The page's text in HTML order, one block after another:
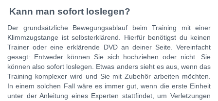
Kann man sofort loslegen?
Der grundsätzliche Bewegungsablauf beim Training mit einer
Klimmzugstange ist selbsterklärend. Hierfür benötigst du keinen
Trainer oder eine erklärende DVD an deiner Seite. Vereinfacht
gesagt: Entweder können Sie sich hochziehen oder nicht. Sie
können also sofort loslegen. Etwas anders sieht es aus, wenn das
Training komplexer wird und Sie mit Zubehör arbeiten möchten.
In einem solchen Fall wäre es immer gut, wenn die erste Einheit
unter der Anleitung eines Experten stattfindet, um Verletzungen